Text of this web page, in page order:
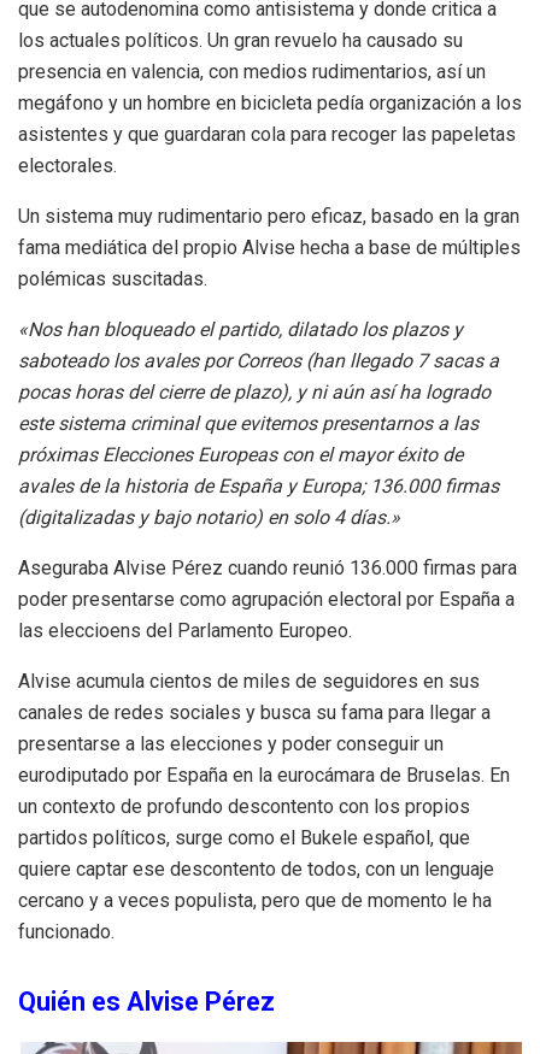
que se autodenomina como antisistema y donde critica a
los actuales políticos. Un gran revuelo ha causado su
presencia en valencia, con medios rudimentarios, así un
megáfono y un hombre en bicicleta pedía organización a los
asistentes y que guardaran cola para recoger las papeletas
electorales.
Un sistema muy rudimentario pero eficaz, basado en la gran
fama mediática del propio Alvise hecha a base de múltiples
polémicas suscitadas.
«Nos han bloqueado el partido, dilatado los plazos y
saboteado los avales por Correos (han llegado 7 sacas a
pocas horas del cierre de plazo), yni aún así ha logrado
este sistema criminal que evitemos presentarnos a las
próximas Elecciones Europeas con el mayor éxito de
avales de la historia de España y Europa; 136.000 firmas
(digitalizadas y bajo notario) en solo 4 días.»
Aseguraba Alvise Pérez cuando reunió 136.000 firmas para
poder presentarse como agrupación electoral por España a
las eleccioens del Parlamento Europeo.
Alvise acumula cientos de miles de seguidores en sus
canales de redes sociales y busca su fama para llegar a
presentarse a las elecciones y poder conseguir un
eurodiputado por España en la eurocámara de Bruselas. En
un contexto de profundo descontento con los propios
partidos políticos, surge como el Bukele español, que
quiere captar ese descontento de todos, con un lenguaje
cercano y a veces populista, pero que de momento le ha
funcionado.
Quién es Alvise Pérez